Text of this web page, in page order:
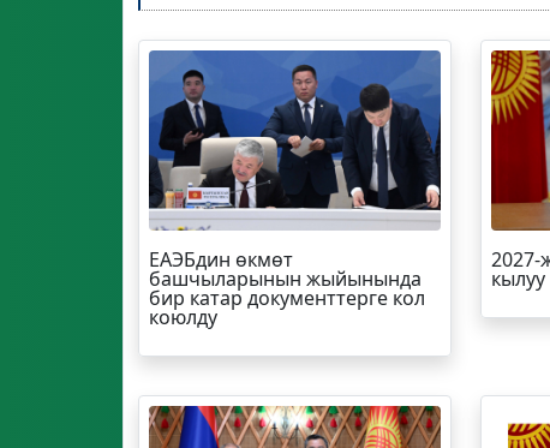
ЕАЭБдин өкмөт
башчыларынын жыйынында
бир катар документтерге кол
коюлду
2027-